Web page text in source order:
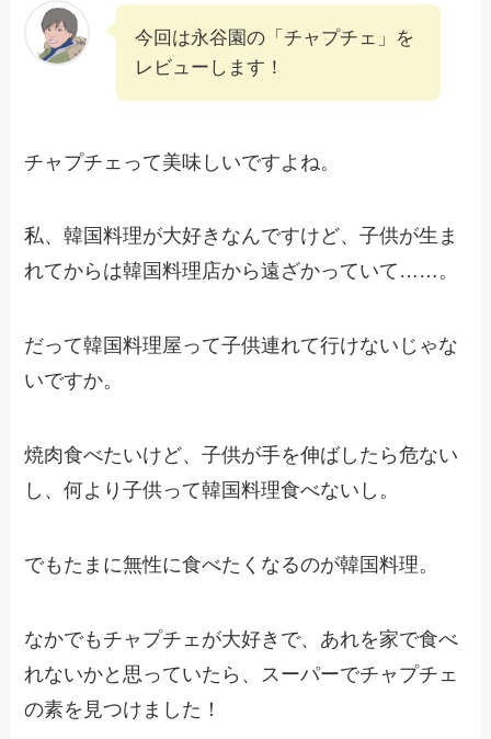
今回は永谷園の「チャプチェ」を
レビューします！
チャプチェって美味しいですよね。
私、韓国料理が大好きなんですけど、子供が生ま
れてからは韓国料理店から遠ざかっていて……。
だって韓国料理屋って子供連れて行けないじゃな
いですか。
焼肉食べたいけど、子供が手を伸ばしたら危ない
し、何より子供って韓国料理食べないし。
でもたまに無性に食べたくなるのが韓国料理。
なかでもチャプチェが大好きで、あれを家で食べ
れないかと思っていたら、スーパーでチャプチェ
の素を見つけました！